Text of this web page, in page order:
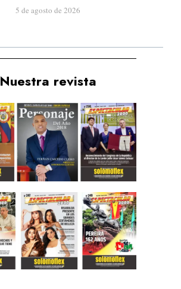
5 de agosto de 2026
Nuestra revista